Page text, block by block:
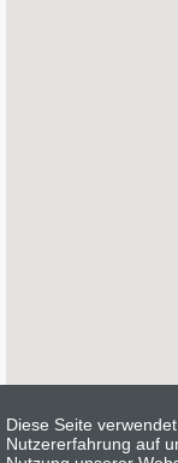
Diese Seite
Nutzererfahrung auf